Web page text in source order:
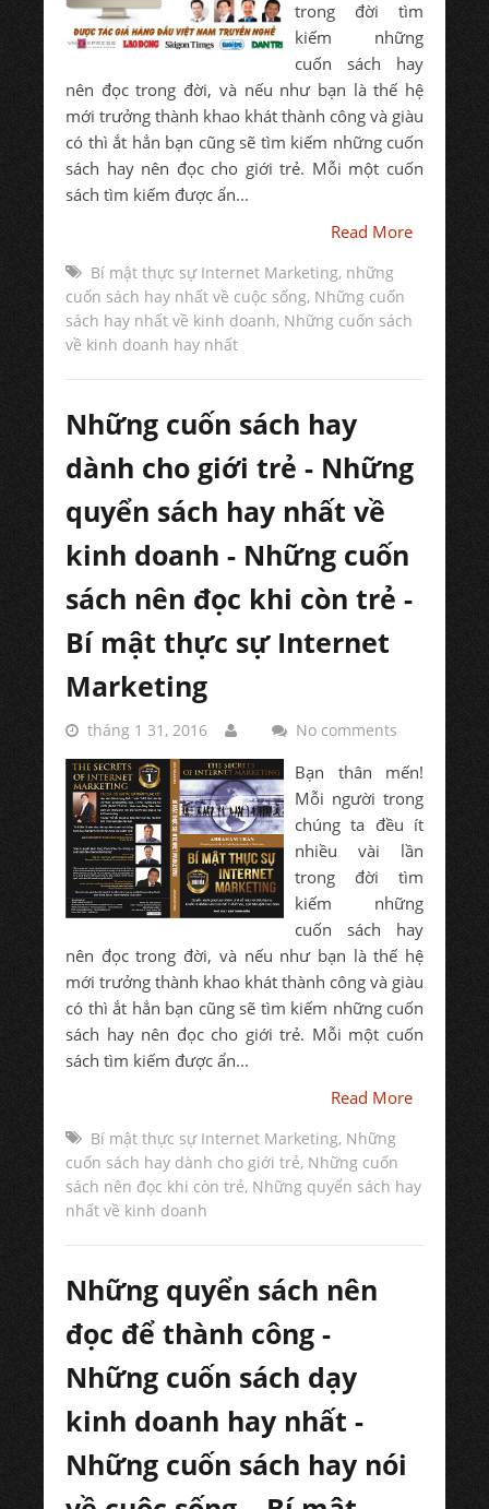
trong đời tìm
kiếm những
cuốn sách hay
nên đọc trong đời, và nếu như bạn là thế hệ
mới trưởng thành khao khát thành công và giàu
có thì ắt hẳn bạn cũng sẽ tìm kiếm những cuốn
sách hay nên đọc cho giới trẻ. Mỗi một cuốn
sách tìm kiếm được ẩn...
Read More
Bí mật thực sự Internet Marketing, những
cuốn sách hay nhất về cuộc sống, Những cuốn
sách hay nhất về kinh doanh, Những cuốn sách
về kinh doanh hay nhất
Những cuốn sách hay
dành cho giới trẻ - Những
quyển sách hay nhất về
kinh doanh - Những cuốn
sách nên đọc khi còn trẻ -
Bí mật thực sự Internet
Marketing
tháng 1 31, 2016 No comments
Bạn thân mến!
Mỗi người trong
chúng ta đều ít
nhiều vài lần
trong đời tìm
kiếm những
cuốn sách hay
nên đọc trong đời, và nếu như bạn là thế hệ
mới trưởng thành khao khát thành công và giàu
có thì ắt hẳn bạn cũng sẽ tìm kiếm những cuốn
sách hay nên đọc cho giới trẻ. Mỗi một cuốn
sách tìm kiếm được ẩn...
Read More
Bí mật thực sự Internet Marketing, Những
cuốn sách hay dành cho giới trẻ, Những cuốn
sách nên đọc khi còn trẻ, Những quyển sách hay
nhất về kinh doanh
Những quyển sách nên
đọc để thành công -
Những cuốn sách dạy
kinh doanh hay nhất -
Những cuốn sách hay nói